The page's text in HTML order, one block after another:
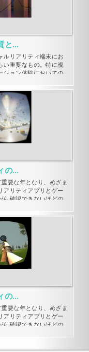
VR バーチャルリアリティの本質としての相互体験
ルリアリティ端末にお
い重要なもの。特に視
ション体験においての
のシミュレーションだ
提供するばかりでな
だような気にさえして
、ゲーム、動画によっ
は様々な分野に広がり
現代のバーチャルリアリティの進化について
要な年となり、めざま
アリティアプリとゲー
ら確認できないほどの
の人やハードゲーマ
が、バーチャルリアリ
一刻と迫っていると見
ゲームやアプリにライ
る。バーチャルリアリ
及び電気通信事業会社
現代のバーチャルリアリティの進化について
要な年となり、めざま
アリティアプリとゲー
ら確認できないほどの
が、バーチャルリアリ